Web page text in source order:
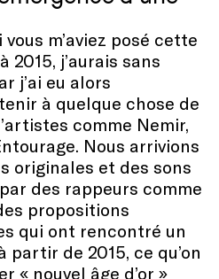
m’aviez posé cette
2015, j’aurais sans
j’ai eu alors
à quelque chose de
comme Nemir,
Nous arrivions
originales et des sons
des rappeurs comme
propositions
qui ont rencontré un
de 2015, ce qu’on
« nouvel âge d’or »